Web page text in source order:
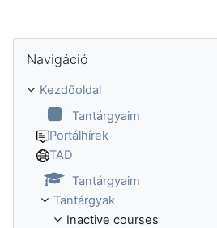
Navigáció
Kezdőoldal
Tantárgyaim
Portálhírek
TAD
Tantárgyaim
Tantárgyak
Inactive courses